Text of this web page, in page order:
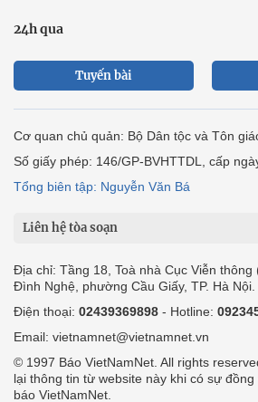
24h qua
Tuyến bài
Cơ quan chủ quản: Bộ Dân tộc và Tôn
Số giấy phép: 146/GP-BVHTTDL, cấp
Tổng biên tập: Nguyễn Văn Bá
Liên hệ tòa soạn
Địa chỉ: Tầng 18, Toà nhà Cục Viễn thông
Đình Nghệ, phường Cầu Giấy, TP. Hà Nội.
Điện thoại: 02439369898 - Hotline:
Email: vietnamnet@vietnamnet.vn
© 1997 Báo VietNamNet. All rights
lại thông tin từ website này khi có sự
báo VietNamNet.